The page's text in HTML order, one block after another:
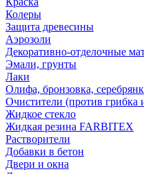
Колеры
Защита древесины
Аэрозоли
Декоративно-отделочные
Эмали, грунты
Лаки
Олифа, бронзовка,
Очистители (против грибка
Жидкое стекло
Жидкая резина FARBITEX
Растворители
Добавки в бетон
Двери и окна